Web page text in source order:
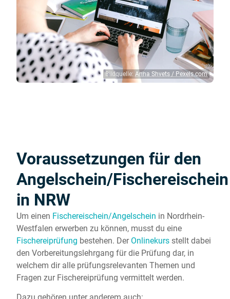
Bildquelle: Anna Shvets / Pexels.com
Voraussetzungen für den
Angelschein/Fischereischein
in NRW
Um einen Fischereischein/Angelschein in Nordrhein-
Westfalen erwerben zu können, musst du eine
Fischereiprüfung bestehen. Der Onlinekurs stellt dabei
den Vorbereitungslehrgang für die Prüfung dar, in
welchem dir alle prüfungsrelevanten Themen und
Fragen zur Fischereiprüfung vermittelt werden.